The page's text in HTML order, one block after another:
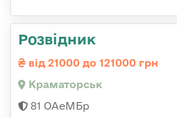
Розвідник
від 21000 до 121000 грн
Краматорськ
81 ОАеМБр